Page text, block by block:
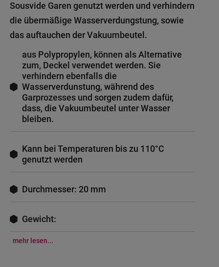
Sousvide Garen genutzt werden und verhindern
die übermäßige Wasserverdungstung, sowie
das auftauchen der Vakuumbeutel.
aus Polypropylen, können als Alternative
zum, Deckel verwendet werden. Sie
verhindern ebenfalls die
Wasserverdunstung, während des
Garprozesses und sorgen zudem dafür,
dass, die Vakuumbeutel unter Wasser
bleiben.
Kann bei Temperaturen bis zu 110°C
genutzt werden
Durchmesser: 20 mm
Gewicht:
mehr lesen...